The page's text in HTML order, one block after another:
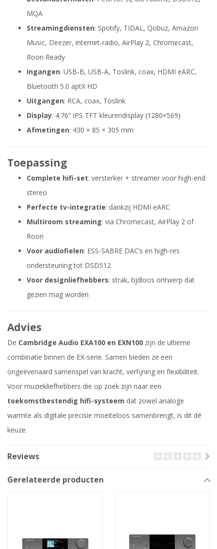
MQA
Streamingdiensten: Spotify, TIDAL, Qobuz, Amazon
Music, Deezer, internet-radio, AirPlay 2, Chromecast,
Roon Ready
Ingangen: USB-B, USB-A, Toslink, coax, HDMI eARC,
Bluetooth 5.0 aptX HD
Uitgangen: RCA, coax, Toslink
Display: 4.76” IPS TFT kleurendisplay (1280×569)
Afmetingen: 430 × 85 × 305 mm
Toepassing
Complete hifi-set: versterker + streamer voor high-end
stereo
Perfecte tv-integratie: dankzij HDMI eARC
Multiroom streaming: via Chromecast, AirPlay 2 of
Roon
Voor audiofielen: ESS-SABRE DAC’s en high-res
ondersteuning tot DSD512
Voor designliefhebbers: strak, tijdloos ontwerp dat
gezien mag worden
Advies
De Cambridge Audio EXA100 en EXN100 zijn de ultieme
combinatie binnen de EX-serie. Samen bieden ze een
ongeëvenaard samenspel van kracht, verfijning en flexibiliteit.
Voor muziekliefhebbers die op zoek zijn naar een
toekomstbestendig hifi-systeem dat zowel analoge
warmte als digitale precisie moeiteloos samenbrengt, is dit dé
keuze.
Reviews
Gerelateerde producten